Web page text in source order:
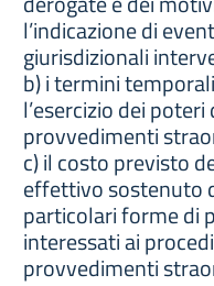
l’indicazione di
giurisdizionali
b) i termini
l’esercizio dei
provvedimenti
c) il costo previsto
effettivo sostenuto
particolari forme di
interessati ai
provvedimenti